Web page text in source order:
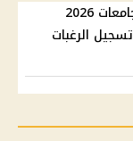
موعد ظهور نتيجة تنسيق الجامعات 2026
الرغبات